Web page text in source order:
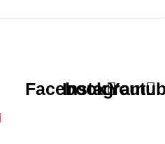
Facebook
Instagram